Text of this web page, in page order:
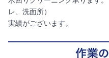
レ、洗面所）
実績がございます。